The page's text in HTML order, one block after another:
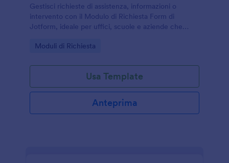
Gestisci richieste di assistenza, informazioni o
intervento con il Modulo di Richiesta Form di
Jotform, ideale per uffici, scuole e aziende che
monitorare ogni invio del modulo.
Go to Category:
Moduli di Richiesta
Usa Template
Anteprima